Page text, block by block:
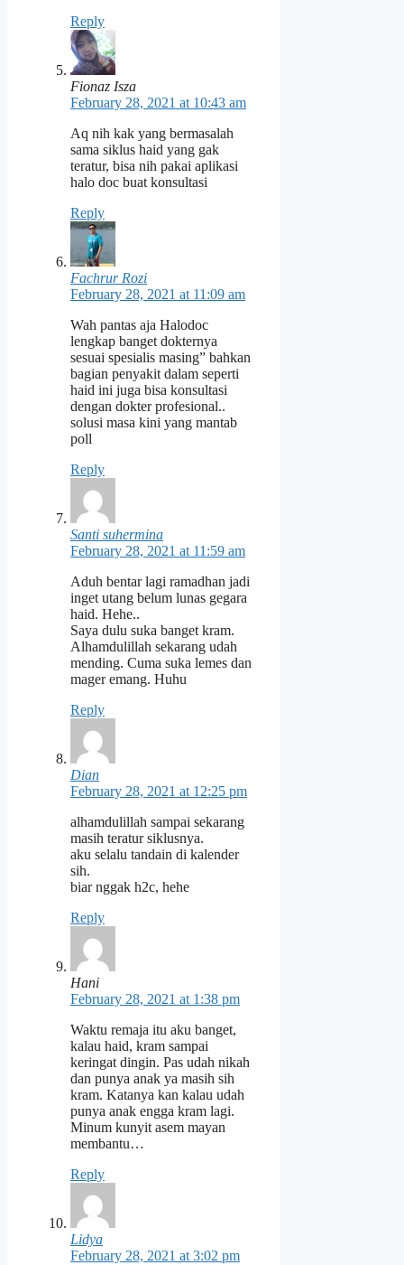
Reply
Fionaz Isza
February 28, 2021 at 10:43 am
Aq nih kak yang bermasalah
sama siklus haid yang gak
teratur, bisa nih pakai aplikasi
halo doc buat konsultasi
Reply
Fachrur Rozi
February 28, 2021 at 11:09 am
Wah pantas aja Halodoc
lengkap banget dokternya
sesuai spesialis masing” bahkan
bagian penyakit dalam seperti
haid ini juga bisa konsultasi
dengan dokter profesional..
solusi masa kini yang mantab
poll
Reply
Santi suhermina
February 28, 2021 at 11:59 am
Aduh bentar lagi ramadhan jadi
inget utang belum lunas gegara
haid. Hehe..
Saya dulu suka banget kram.
Alhamdulillah sekarang udah
mending. Cuma suka lemes dan
mager emang. Huhu
Reply
Dian
February 28, 2021 at 12:25 pm
alhamdulillah sampai sekarang
masih teratur siklusnya.
aku selalu tandain di kalender
sih.
biar nggak h2c, hehe
Reply
Hani
February 28, 2021 at 1:38 pm
Waktu remaja itu aku banget,
kalau haid, kram sampai
keringat dingin. Pas udah nikah
dan punya anak ya masih sih
kram. Katanya kan kalau udah
punya anak engga kram lagi.
Minum kunyit asem mayan
membantu…
Reply
Lidya
February 28, 2021 at 3:02 pm